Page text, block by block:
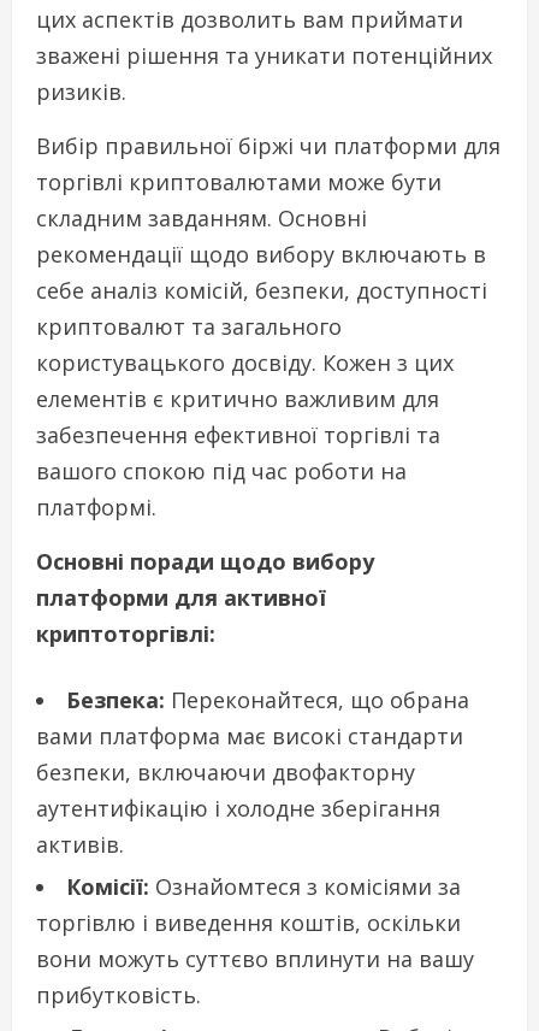
цих аспектів дозволить вам приймати
зважені рішення та уникати потенційних
ризиків.
Вибір правильної біржі чи платформи для
торгівлі криптовалютами може бути
складним завданням. Основні
рекомендації щодо вибору включають в
себе аналіз комісій, безпеки, доступності
криптовалют та загального
користувацького досвіду. Кожен з цих
елементів є критично важливим для
забезпечення ефективної торгівлі та
вашого спокою під час роботи на
платформі.
Основні поради щодо вибору
платформи для активної
криптоторгівлі:
Безпека: Переконайтеся, що обрана
вами платформа має високі стандарти
безпеки, включаючи двофакторну
аутентифікацію і холодне зберігання
активів.
Комісії: Ознайомтеся з комісіями за
торгівлю і виведення коштів, оскільки
вони можуть суттєво вплинути на вашу
прибутковість.